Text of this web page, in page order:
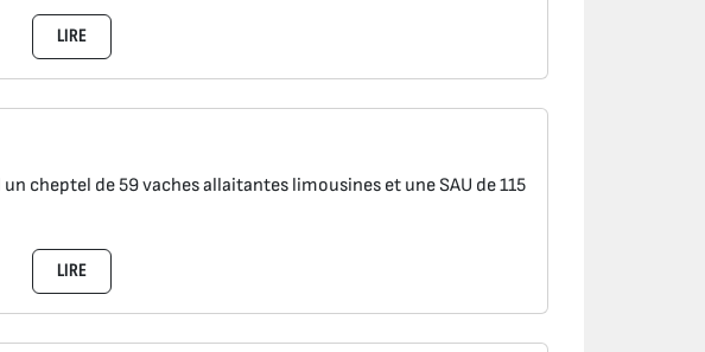
LIRE
cheptel de 59 vaches allaitantes limousines et une SAU de 115
LIRE